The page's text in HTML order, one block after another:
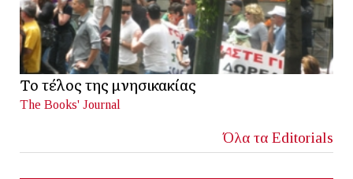
Το τέλος της μνησικακίας
The Books' Journal
Όλα τα Editorials